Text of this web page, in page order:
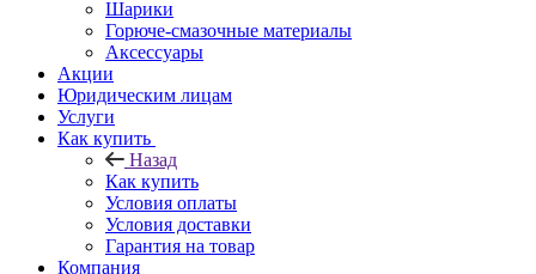
Шарики
Горюче-смазочные материалы
Аксессуары
Акции
Юридическим лицам
Услуги
Как купить
Назад
Как купить
Условия оплаты
Условия доставки
Гарантия на товар
Компания